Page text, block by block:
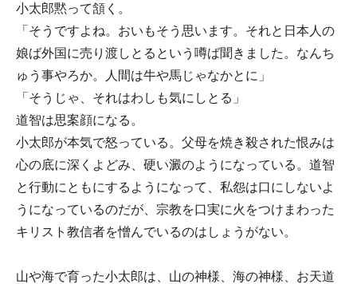
小太郎黙って頷く。
「そうですよね。おいもそう思います。それと日本人の
娘ば外国に売り渡しとるという噂ば聞きました。なんち
ゅう事やろか。人間は牛や馬じゃなかとに」
「そうじゃ、それはわしも気にしとる」
道智は思案顔になる。
小太郎が本気で怒っている。父母を焼き殺された恨みは
心の底に深くよどみ、硬い澱のようになっている。道智
と行動にともにするようになって、私怨は口にしないよ
うになっているのだが、宗教を口実に火をつけまわった
キリスト教信者を憎んでいるのはしょうがない。
山や海で育った小太郎は、山の神様、海の神様、お天道